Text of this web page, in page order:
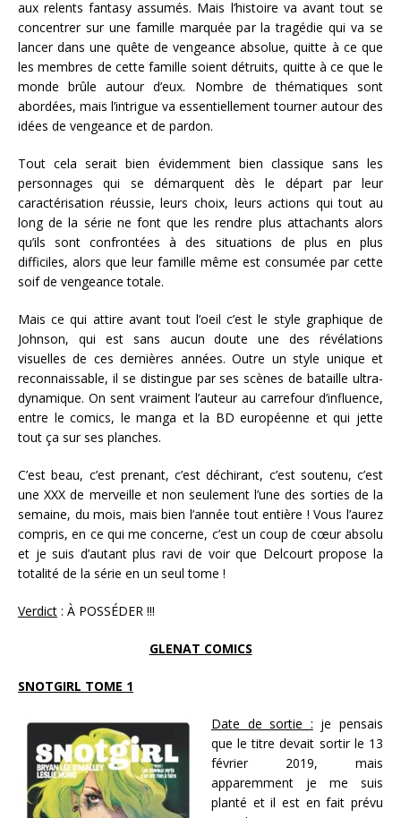
aux relents fantasy assumés. Mais l’histoire va avant tout se
concentrer sur une famille marquée par la tragédie qui va se
lancer dans une quête de vengeance absolue, quitte à ce que
les membres de cette famille soient détruits, quitte à ce que le
monde brûle autour d’eux. Nombre de thématiques sont
abordées, mais l’intrigue va essentiellement tourner autour des
idées de vengeance et de pardon.
Tout cela serait bien évidemment bien classique sans les
personnages qui se démarquent dès le départ par leur
caractérisation réussie, leurs choix, leurs actions qui tout au
long de la série ne font que les rendre plus attachants alors
qu’ils sont confrontées à des situations de plus en plus
difficiles, alors que leur famille même est consumée par cette
soif de vengeance totale.
Mais ce qui attire avant tout l’oeil c’est le style graphique de
Johnson, qui est sans aucun doute une des révélations
visuelles de ces dernières années. Outre un style unique et
reconnaissable, il se distingue par ses scènes de bataille ultra-
dynamique. On sent vraiment l’auteur au carrefour d’influence,
entre le comics, le manga et la BD européenne et qui jette
tout ça sur ses planches.
C’est beau, c’est prenant, c’est déchirant, c’est soutenu, c’est
une XXX de merveille et non seulement l’une des sorties de la
semaine, du mois, mais bien l’année tout entière ! Vous l’aurez
compris, en ce qui me concerne, c’est un coup de cœur absolu
et je suis d’autant plus ravi de voir que Delcourt propose la
totalité de la série en un seul tome !
Verdict : À POSSÉDER !!!
GLENAT COMICS
SNOTGIRL TOME 1
Date de sortie : je pensais
que le titre devait sortir le 13
février 2019, mais
apparemment je me suis
planté et il est en fait prévu